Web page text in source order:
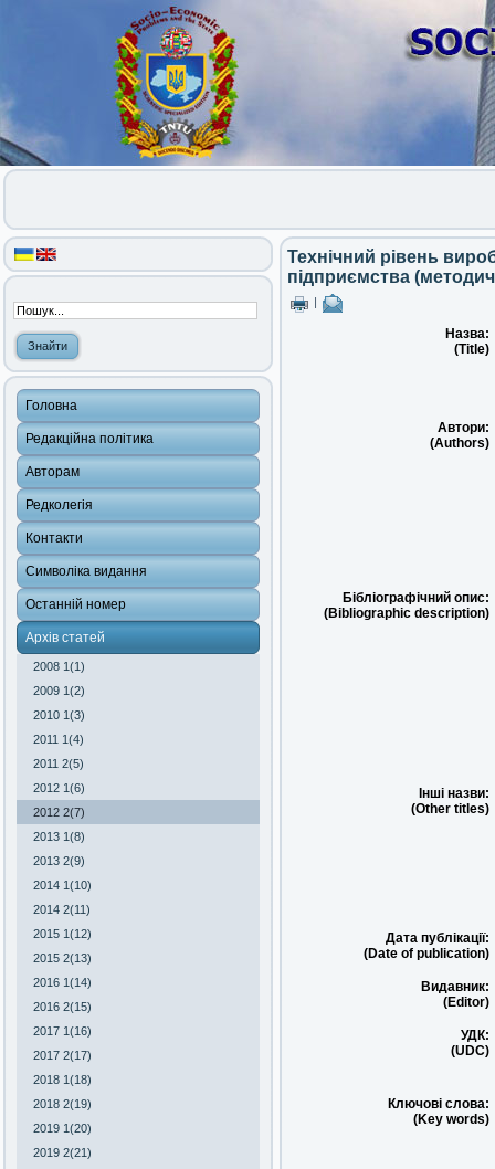
Головна
Редакційна політика
Авторам
Редколегія
Контакти
Символіка видання
Останній номер
Архів статей
2008 1(1)
2009 1(2)
2010 1(3)
2011 1(4)
2011 2(5)
2012 1(6)
2012 2(7)
2013 1(8)
2013 2(9)
2014 1(10)
2014 2(11)
2015 1(12)
2015 2(13)
2016 1(14)
2016 2(15)
2017 1(16)
2017 2(17)
2018 1(18)
2018 2(19)
2019 1(20)
2019 2(21)
Технічний рівень
підприємства
Назва:
(Title)
Автори:
(Authors)
Бібліографічний опис:
(Bibliographic description)
Інші назви:
(Other titles)
Дата публікації:
(Date of publication)
Видавник:
(Editor)
УДК:
(UDC)
Ключові слова:
(Key words)